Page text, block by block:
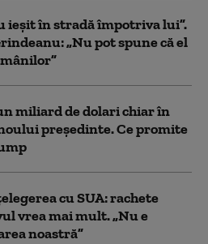
ieșit în stradă împotriva lui”.
„Nu pot spune că el
miliard de dolari chiar în
președinte. Ce promite
cu SUA: rachete
vrea mai mult. „Nu e
noastră”